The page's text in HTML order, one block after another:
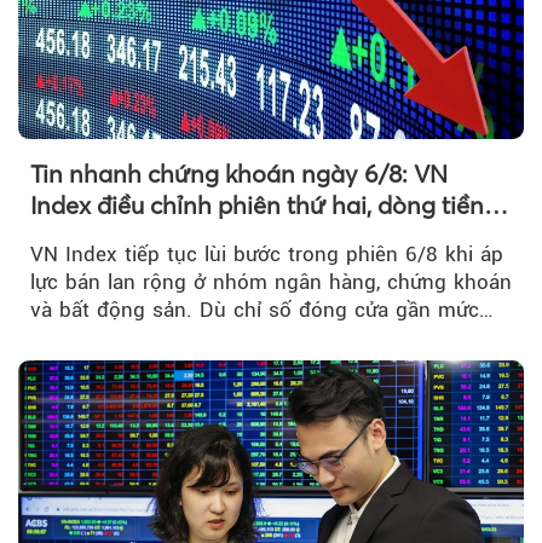
Tin nhanh chứng khoán ngày 6/8: VN
Index điều chỉnh phiên thứ hai, dòng tiền
chờ phản ứng tại vùng MA20
VN Index tiếp tục lùi bước trong phiên 6/8 khi áp
lực bán lan rộng ở nhóm ngân hàng, chứng khoán
và bất động sản. Dù chỉ số đóng cửa gần mức